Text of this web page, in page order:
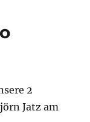
2
Jatz am